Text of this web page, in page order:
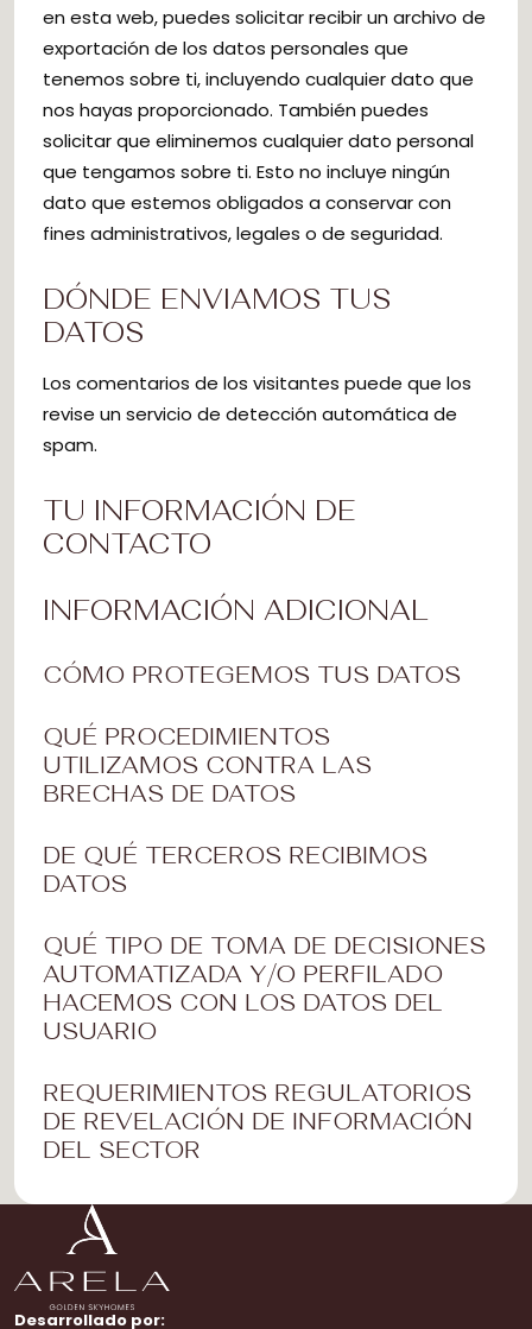
en esta web, puedes solicitar recibir un archivo de
exportación de los datos personales que
tenemos sobre ti, incluyendo cualquier dato que
nos hayas proporcionado. También puedes
solicitar que eliminemos cualquier dato personal
que tengamos sobre ti. Esto no incluye ningún
dato que estemos obligados a conservar con
fines administrativos, legales o de seguridad.
DÓNDE ENVIAMOS TUS
DATOS
Los comentarios de los visitantes puede que los
revise un servicio de detección automática de
spam.
TU INFORMACIÓN DE
CONTACTO
INFORMACIÓN ADICIONAL
CÓMO PROTEGEMOS TUS DATOS
QUÉ PROCEDIMIENTOS
UTILIZAMOS CONTRA LAS
BRECHAS DE DATOS
DE QUÉ TERCEROS RECIBIMOS
DATOS
QUÉ TIPO DE TOMA DE DECISIONES
AUTOMATIZADA Y/O PERFILADO
HACEMOS CON LOS DATOS DEL
USUARIO
REQUERIMIENTOS REGULATORIOS
DE REVELACIÓN DE INFORMACIÓN
DEL SECTOR
Desarrollado por: